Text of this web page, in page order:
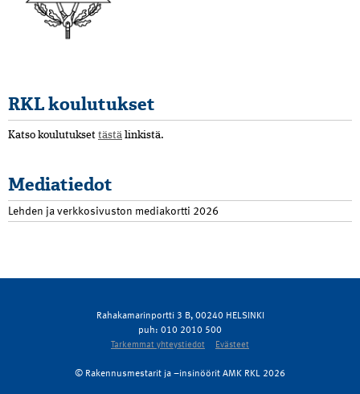
RKL koulutukset
Katso koulutukset tästä linkistä.
Mediatiedot
Lehden ja verkkosivuston mediakortti 2026
Rahakamarinportti 3 B, 00240 HELSINKI
puh: 010 2010 500
Tarkemmat yhteystiedot Evästeet
© Rakennusmestarit ja –insinöörit AMK RKL 2026